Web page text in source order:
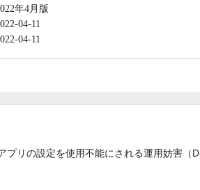
年4月版
04-11
04-11
プリの設定を使用不能にされる運用妨害（